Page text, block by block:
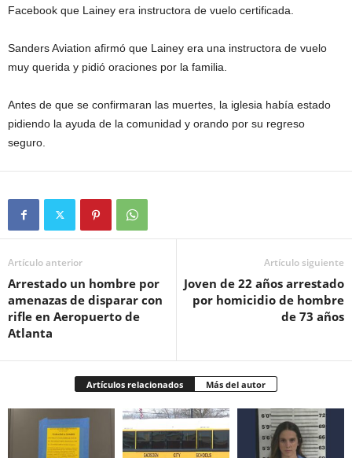
Facebook que Lainey era instructora de vuelo certificada.
Sanders Aviation afirmó que Lainey era una instructora de vuelo
muy querida y pidió oraciones por la familia.
Antes de que se confirmaran las muertes, la iglesia había estado
pidiendo la ayuda de la comunidad y orando por su regreso
seguro.
Artículo anterior
Arrestado un hombre por
amenazas de disparar con
rifle en Aeropuerto de
Atlanta
Artículo siguiente
Joven de 22 años arrestado
por homicidio de hombre
de 73 años
Artículos relacionados Más del autor